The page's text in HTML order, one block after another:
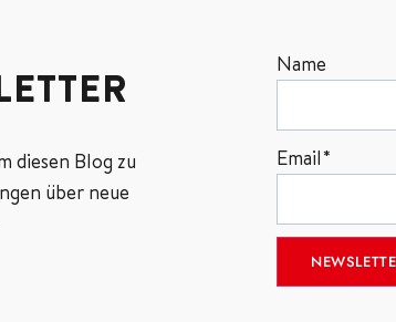
diesen Blog zu
über neue
Name
Email*